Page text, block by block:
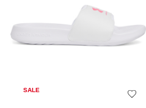
SALE